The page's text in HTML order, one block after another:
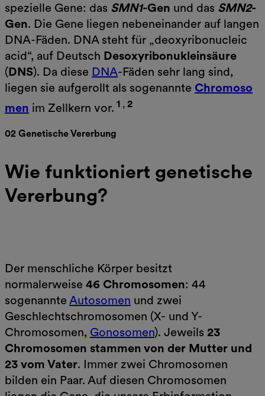
spezielle Gene: das SMN1-Gen und das SMN2-
Gen. Die Gene liegen nebeneinander auf langen
DNA-Fäden. DNA steht für „deoxyribonucleic
acid“, auf Deutsch Desoxyribonukleinsäure
(DNS). Da diese DNA-Fäden sehr lang sind,
liegen sie aufgerollt als sogenannte Chromoso
men im Zellkern vor. 1 , 2
02 Genetische Vererbung
Wie funktioniert genetische
Vererbung?
Der menschliche Körper besitzt
normalerweise 46 Chromosomen: 44
sogenannte Autosomen und zwei
Geschlechtschromosomen (X- und Y-
Chromosomen, Gonosomen). Jeweils 23
Chromosomen stammen von der Mutter und
23 vom Vater. Immer zwei Chromosomen
bilden ein Paar. Auf diesen Chromosomen